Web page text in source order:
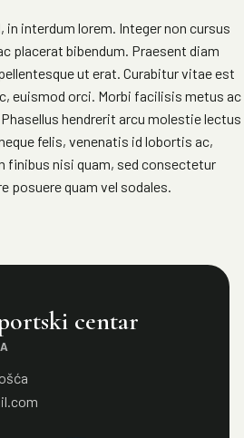
interdum lorem. Integer non cursus
placerat bibendum. Praesent diam
ut erat. Curabitur vitae est
euismod orci. Morbi facilisis metus ac
hendrerit arcu molestie lectus
felis, venenatis id lobortis ac,
finibus nisi quam, sed consectetur
posuere quam vel sodales.
centar